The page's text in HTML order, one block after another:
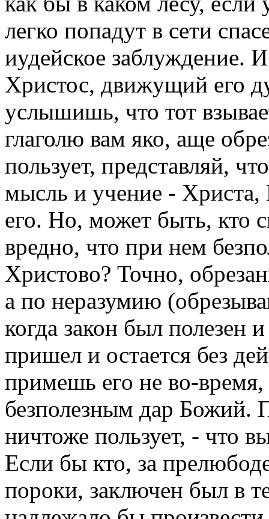
легко попадут в сети
иудейское заблуждение.
Христос, движущий его
услышишь, что тот
глаголю вам яко, аще
пользует, представляй,
мысль и учение - Христа,
его. Но, может быть, кто
вредно, что при нем
Христово? Точно,
а по неразумию
когда закон был полезен
пришел и остается без
примешь его не во-время,
безполезным дар Божий.
ничтоже пользует, - что
Если бы кто, за
пороки, заключен был в